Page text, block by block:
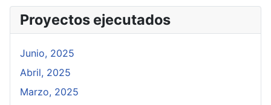
Proyectos ejecutados
Junio, 2025
Abril, 2025
Marzo, 2025